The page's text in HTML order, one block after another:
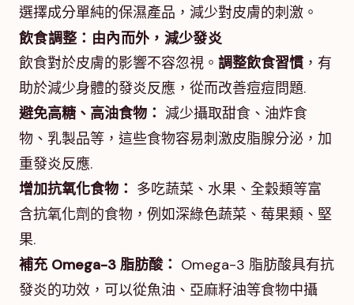
選擇成分單純的保濕產品，減少對皮膚的刺激。
飲食調整：由內而外，減少發炎
飲食對於皮膚的影響不容忽視。 調整飲食習慣 ，有
助於減少身體的發炎反應，從而改善痘痘問題.
避免高糖、高油食物： 減少攝取甜食、油炸食
物、乳製品等，這些食物容易刺激皮脂腺分泌，加
重發炎反應.
增加抗氧化食物： 多吃蔬菜、水果、全穀類等富
含抗氧化劑的食物，例如深綠色蔬菜、莓果類、堅
果.
補充 Omega-3 脂肪酸： Omega-3 脂肪酸具有抗
發炎的功效，可以從魚油、亞麻籽油等食物中攝